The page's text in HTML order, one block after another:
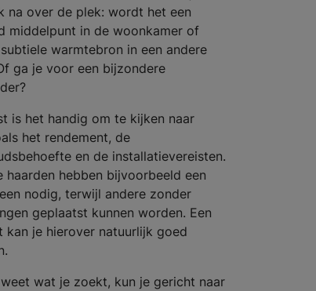
na over de plek: wordt het een
middelpunt in de woonkamer of
warmtebron in een andere
ga je voor een bijzondere
is het handig om te kijken naar
het rendement, de
en de installatievereisten.
haarden hebben bijvoorbeeld een
nodig, terwijl andere zonder
geplaatst kunnen worden. Een
kan je hierover natuurlijk goed
wat je zoekt, kun je gericht naar